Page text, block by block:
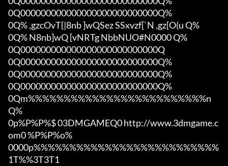
0Q000000000000000000000000000Q%
0Q% ,gzcOvT{|8nb ]wQSez SSxvzf[`N ,gz[O(u Q%
0Q% N8nb]wQ [vNRTg NbbNUO#N0000 Q%
0Q000000000000000000000000000Q
0Q000000000000000000000000000Q%
0Q000000000000000000000000000Q%
0Q000000000000000000000000000Q%
0Qm%%%%%%%%%%%%%%%%%%%%%%%%%n
Q%
0p%P%P%$ 03DMGAMEQ0 http://www.3dmgame.c
om0 %P%P%o%
0000p%%%%%%%%%%%%%%%%%%%%%%%%%%
1T%%3T3T1